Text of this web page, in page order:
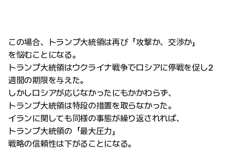
この場合、トランプ大統領は再び「攻撃か、交渉か」
を悩むことになる。
トランプ大統領はウクライナ戦争でロシアに停戦を促し2
週間の期限を与えた。
しかしロシアが応じなかったにもかかわらず、
トランプ大統領は特段の措置を取らなかった。
イランに関しても同様の事態が繰り返されれば、
トランプ大統領の「最大圧力」
戦略の信頼性は下がることになる。